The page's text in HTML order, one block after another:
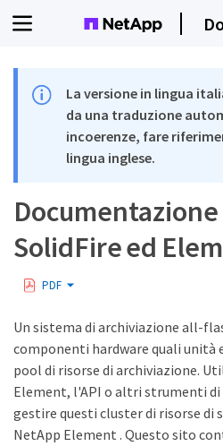
La versione in lingua
da una traduzione
incoerenze, fare
lingua inglese.
SolidFire ed
PDF
Un sistema di archiviazione all-
componenti hardware quali unità
pool di risorse di archiviazione.
Element, l'API o altri strumenti di
gestire questi cluster di risorse di
NetApp Element . Questo sito